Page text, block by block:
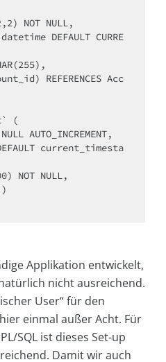
(
Applikation entwickelt,
nicht ausreichend.
User“ für den
einmal außer Acht. Für
SQL ist dieses Set-up
Damit wir auch